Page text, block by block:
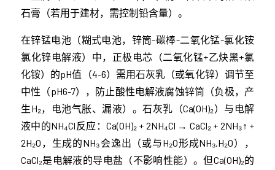
石膏（若用于建材，需控制铅含量）。
在锌锰电池（糊式电池，锌筒-碳棒-二氧化锰-氯化铵
氯化锌电解液）中，正极电芯（二氧化锰+乙炔黑+氯
化铵）的pH值（4-6）需用石灰乳（或氧化锌）调节至
中性（pH6-7），防止酸性电解液腐蚀锌筒（负极，产
生H₂，电池气胀、漏液）。石灰乳（Ca(OH)₂）与电解
液中的NH₄Cl反应：Ca(OH)₂ + 2NH₄Cl → CaCl₂ + 2NH₃↑ +
2H₂O，生成的NH₃会逸出（或与H₂O形成NH₃·H₂O），
CaCl₂是电解液的导电盐（不影响性能）。但Ca(OH)₂的